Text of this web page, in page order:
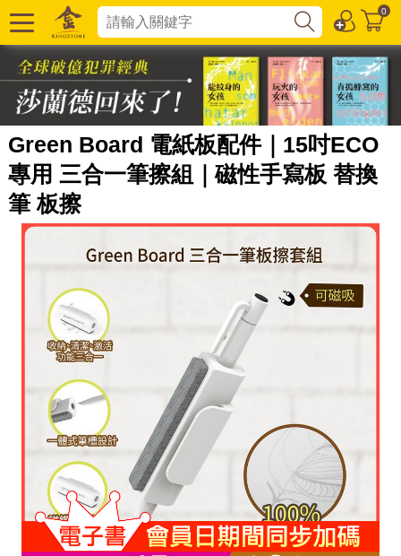
0
Green Board 電紙板配件｜15吋ECO
專用 三合一筆擦組｜磁性手寫板 替換
筆 板擦